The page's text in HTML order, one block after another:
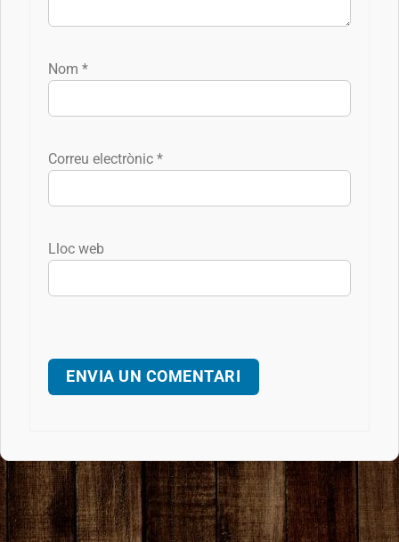
Nom *
Correu electrònic *
Lloc web